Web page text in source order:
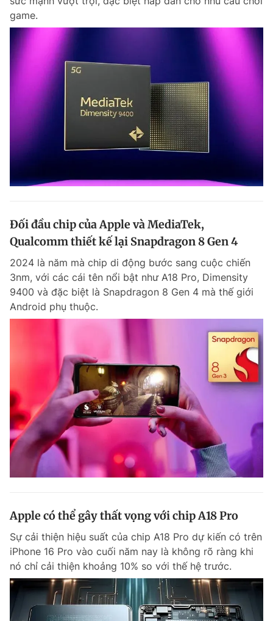
game.
Đối đầu chip của Apple và MediaTek,
Qualcomm thiết kế lại Snapdragon 8 Gen 4
2024 là năm mà chip di động bước sang cuộc chiến
3nm, với các cái tên nổi bật như A18 Pro, Dimensity
9400 và đặc biệt là Snapdragon 8 Gen 4 mà thế giới
Android phụ thuộc.
Apple có thể gây thất vọng với chip A18 Pro
Sự cải thiện hiệu suất của chip A18 Pro dự kiến có trên
iPhone 16 Pro vào cuối năm nay là không rõ ràng khi
nó chỉ cải thiện khoảng 10% so với thế hệ trước.